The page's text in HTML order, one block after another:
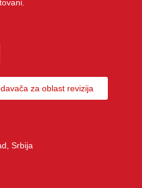
љубазн
а коју
ћемо za oblast revizija
Srbija